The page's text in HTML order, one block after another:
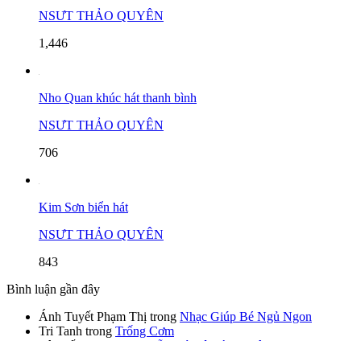
NSƯT THẢO QUYÊN
1,446
Nho Quan khúc hát thanh bình
NSƯT THẢO QUYÊN
706
Kim Sơn biển hát
NSƯT THẢO QUYÊN
843
Bình luận gần đây
Ánh Tuyết Phạm Thị trong Nhạc Giúp Bé Ngủ Ngon
Tri Tanh trong Trống Cơm